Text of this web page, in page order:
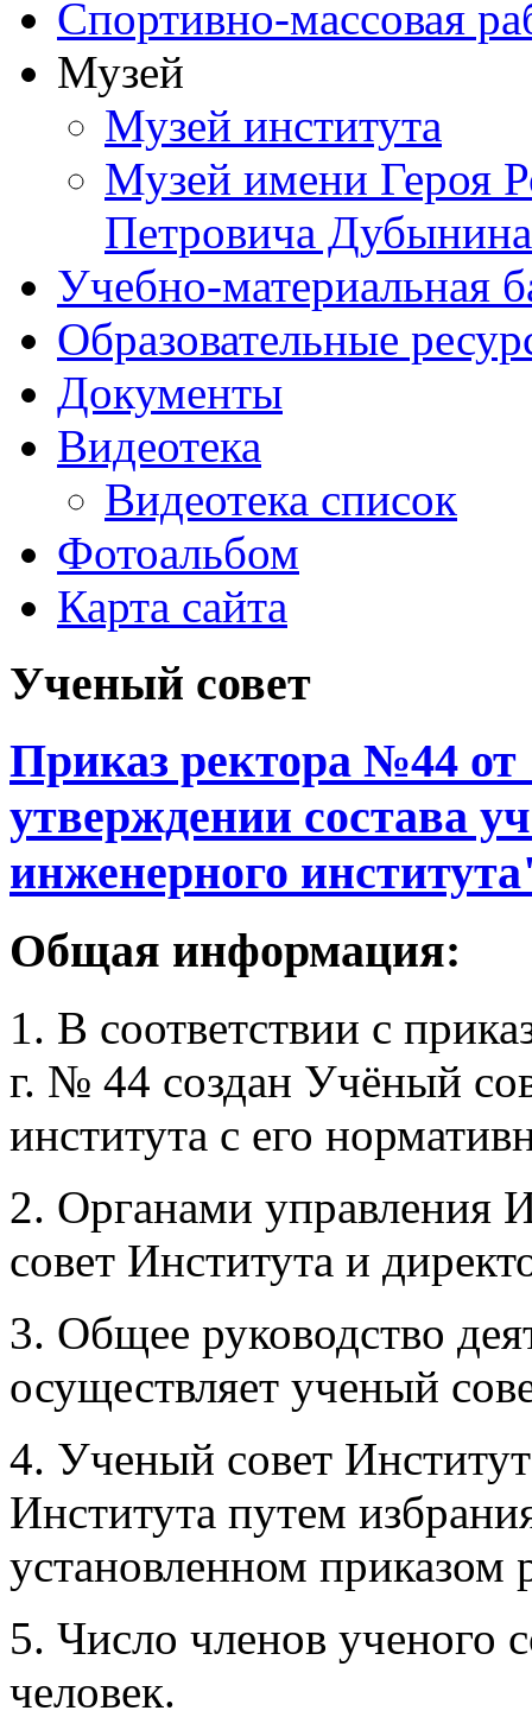
Спортивно-массовая
Музей
Музей института
Музей имени Героя
Петровича Дубынина
Учебно-материальная
Образовательные
Документы
Видеотека
Видеотека список
Фотоальбом
Карта сайта
Ученый совет
Приказ ректора №44 от
утверждении состава
инженерного
Общая информация:
1. В соответствии с
г. № 44 создан Учёный
института с его
2. Органами управления
совет Института и
3. Общее руководство
осуществляет ученый
4. Ученый совет
Института путем
установленном приказом
5. Число членов ученого
человек.